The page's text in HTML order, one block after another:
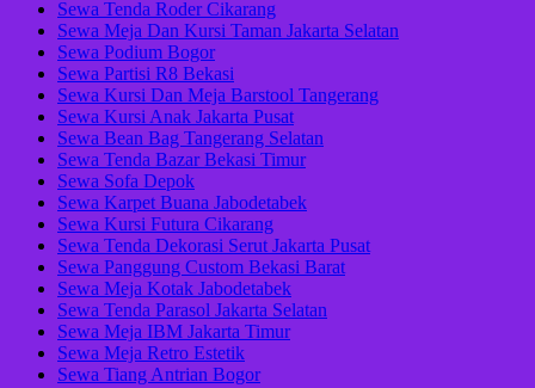
Sewa Tenda Roder Cikarang
Sewa Meja Dan Kursi Taman Jakarta Selatan
Sewa Podium Bogor
Sewa Partisi R8 Bekasi
Sewa Kursi Dan Meja Barstool Tangerang
Sewa Kursi Anak Jakarta Pusat
Sewa Bean Bag Tangerang Selatan
Sewa Tenda Bazar Bekasi Timur
Sewa Sofa Depok
Sewa Karpet Buana Jabodetabek
Sewa Kursi Futura Cikarang
Sewa Tenda Dekorasi Serut Jakarta Pusat
Sewa Panggung Custom Bekasi Barat
Sewa Meja Kotak Jabodetabek
Sewa Tenda Parasol Jakarta Selatan
Sewa Meja IBM Jakarta Timur
Sewa Meja Retro Estetik
Sewa Tiang Antrian Bogor